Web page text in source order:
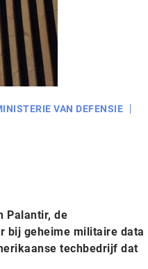
VAN DEFENSIE
Palantir, de
bij geheime militaire data
techbedrijf dat